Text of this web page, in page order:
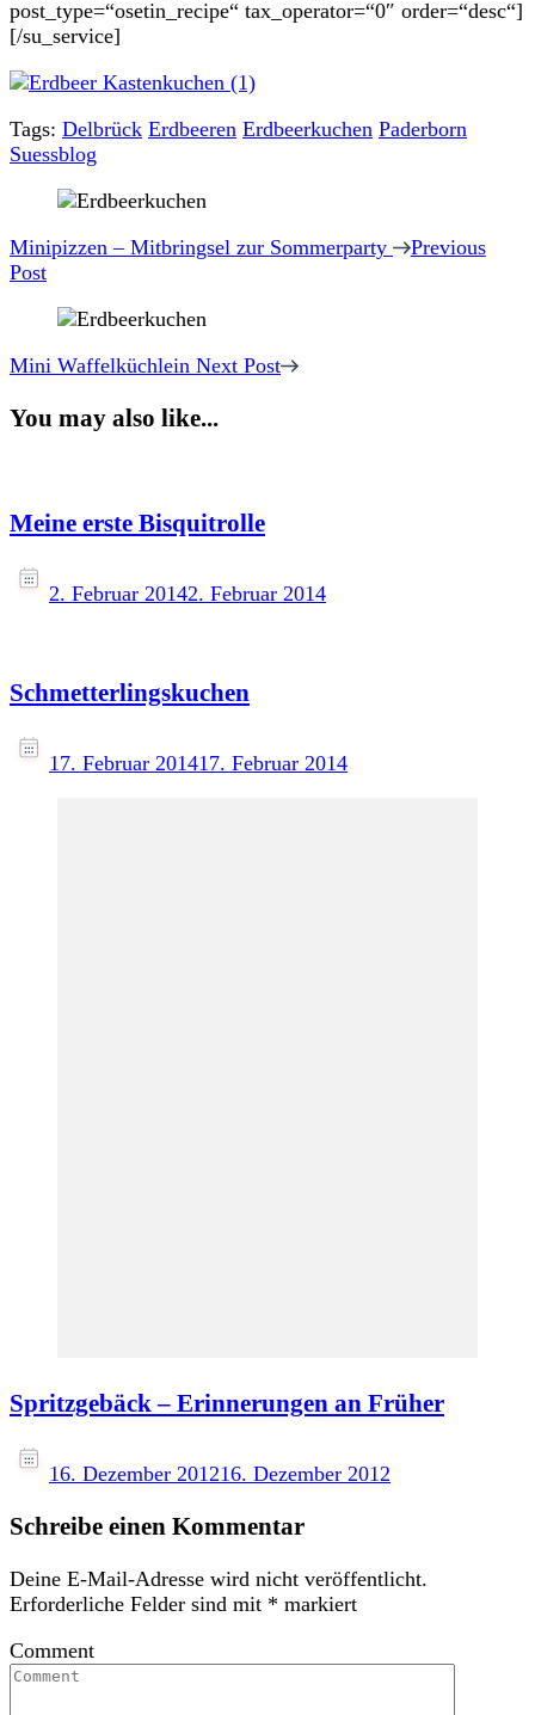
post_type=“osetin_recipe“ tax_operator=“0″ order=“desc“]
[/su_service]
Tags: Delbrück Erdbeeren Erdbeerkuchen Paderborn
Suessblog
Post
Navigation
Minipizzen – Mitbringsel zur Sommerparty
Previous
Post
Mini Waffelküchlein Next Post
You may also like...
Meine erste Bisquitrolle
2. Februar 20142. Februar 2014
Schmetterlingskuchen
17. Februar 201417. Februar 2014
Spritzgebäck – Erinnerungen an Früher
16. Dezember 201216. Dezember 2012
Schreibe einen Kommentar
Deine E-Mail-Adresse wird nicht veröffentlicht.
Erforderliche Felder sind mit * markiert
Comment